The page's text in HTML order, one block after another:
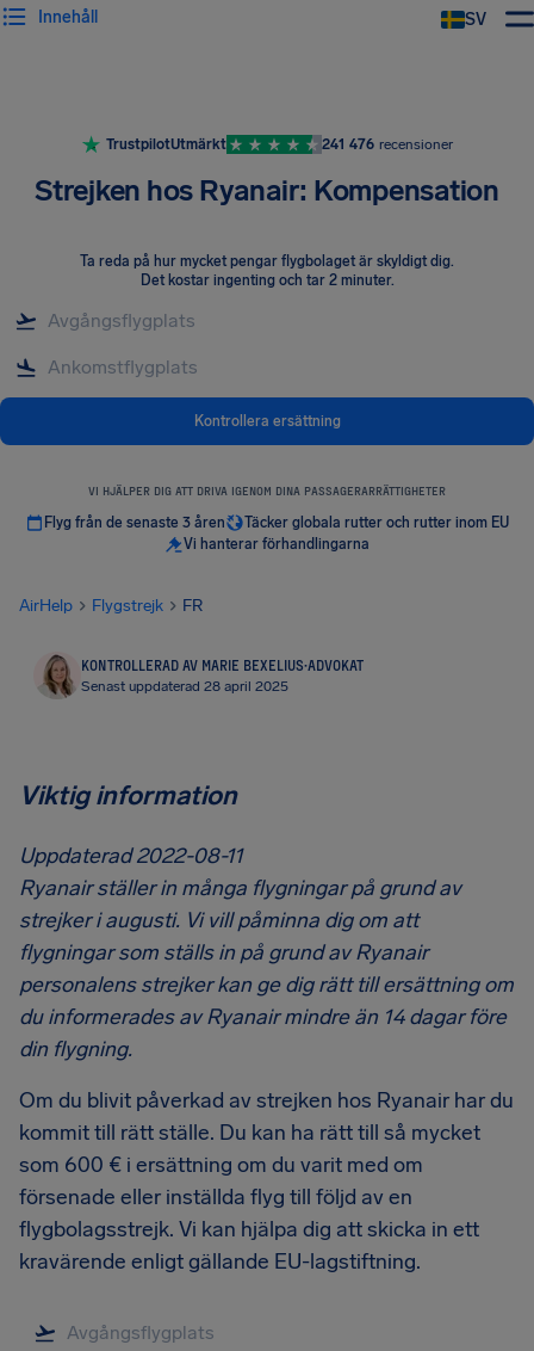
SV
Innehåll
TrustpilotUtmärkt 241 476 recensioner
Strejken hos Ryanair: Kompensation
Ta reda på hur mycket pengar flygbolaget är skyldigt dig.
Det kostar ingenting och tar 2 minuter.
Kontrollera ersättning
VI HJÄLPER DIG ATT DRIVA IGENOM DINA PASSAGERARRÄTTIGHETER
Flyg från de senaste 3 åren
Täcker globala rutter och rutter inom EU
Vi hanterar förhandlingarna
AirHelp Flygstrejk FR
KONTROLLERAD AV MARIE BEXELIUS·ADVOKAT
Senast uppdaterad 28 april 2025
Viktig information
Uppdaterad 2022-08-11
Ryanair ställer in många flygningar på grund av
strejker i augusti. Vi vill påminna dig om att
flygningar som ställs in på grund av Ryanair
personalens strejker kan ge dig rätt till ersättning om
du informerades av Ryanair mindre än 14 dagar före
din flygning.
Om du blivit påverkad av strejken hos Ryanair har du
kommit till rätt ställe. Du kan ha rätt till så mycket
som 600 € i ersättning om du varit med om
försenade eller inställda flyg till följd av en
flygbolagsstrejk. Vi kan hjälpa dig att skicka in ett
kravärende enligt gällande EU-lagstiftning.